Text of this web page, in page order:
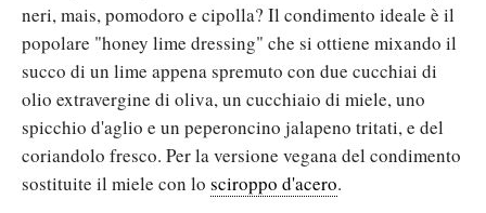
neri, mais, pomodoro e cipolla? Il condimento ideale è il
popolare "honey lime dressing" che si ottiene mixando il
succo di un lime appena spremuto con due cucchiai di
olio extravergine di oliva, un cucchiaio di miele, uno
spicchio d'aglio e un peperoncino jalapeno tritati, e del
coriandolo fresco. Per la versione vegana del condimento
sostituite il miele con lo sciroppo d'acero.